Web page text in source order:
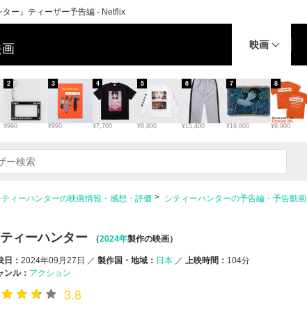
ー』ティーザー予告編 - Netflix
画 映画
¥990
2
¥990
3
¥7,700
4
¥8,800
5
¥15,400
6
¥19,800
7
¥9,900
8
ティーハンターの映画情報・感想・評価 シティーハンターの予告編・予告動画
ィーハンター （2024年製作の映画）
日： 2024年09月27日 ／ 製作国・地域： 日本 ／ 上映時間： 104分
ンル： アクション
3.8